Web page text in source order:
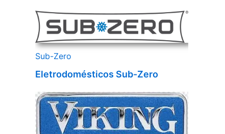
Sub-Zero
Eletrodomésticos Sub-Zero